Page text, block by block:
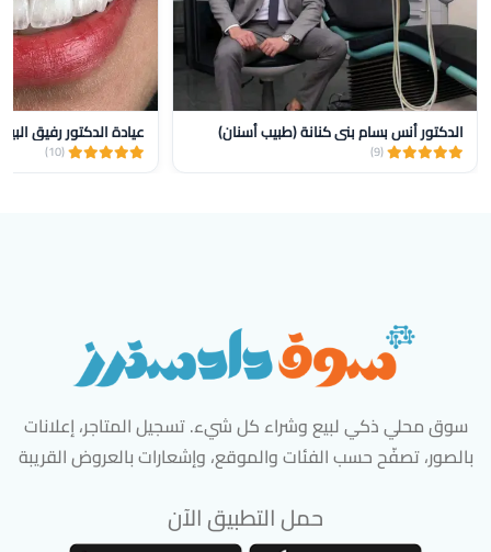
الدكتور أنس بسام بني كنانة (طبيب أسنان)
(9)
عيادة الدكتور رفيق
(10)
سوق محلي ذكي لبيع وشراء كل شيء. تسجيل المتاجر، إعلانات
بالصور، تصفّح حسب الفئات والموقع، وإشعارات بالعروض القريبة
حمل التطبيق الآن